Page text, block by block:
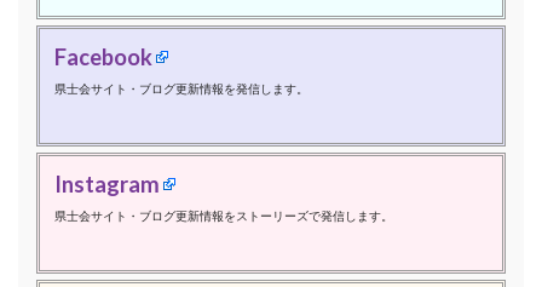
Facebook
県士会サイト・ブログ更新情報を発信します。
Instagram
県士会サイト・ブログ更新情報をストーリーズで発信します。